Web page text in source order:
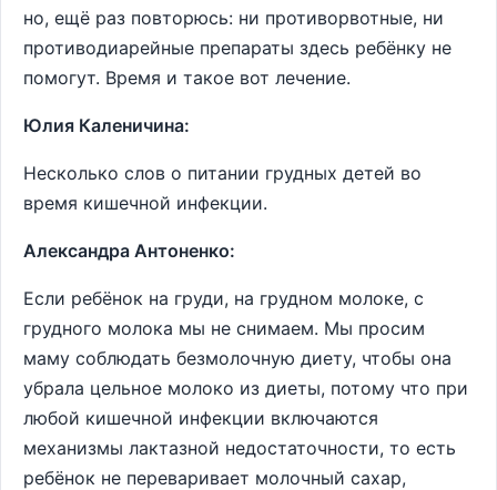
но, ещё раз повторюсь: ни противорвотные, ни
противодиарейные препараты здесь ребёнку не
помогут. Время и такое вот лечение.
Юлия Каленичина:
Несколько слов о питании грудных детей во
время кишечной инфекции.
Александра Антоненко:
Если ребёнок на груди, на грудном молоке, с
грудного молока мы не снимаем. Мы просим
маму соблюдать безмолочную диету, чтобы она
убрала цельное молоко из диеты, потому что при
любой кишечной инфекции включаются
механизмы лактазной недостаточности, то есть
ребёнок не переваривает молочный сахар,